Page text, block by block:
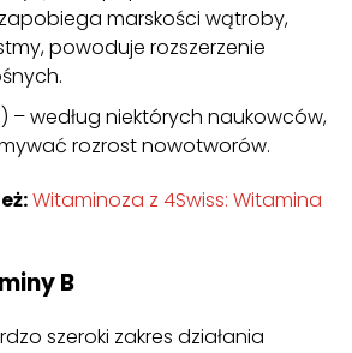
marskości wątroby,
powoduje rozszerzenie
– według niektórych naukowców,
rozrost nowotworów.
Witaminoza z 4Swiss: Witamina
B
szeroki zakres działania